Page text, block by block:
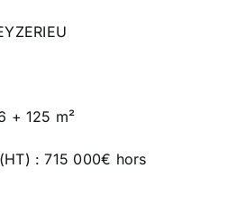
+ 125 m²
: 715 000€ hors